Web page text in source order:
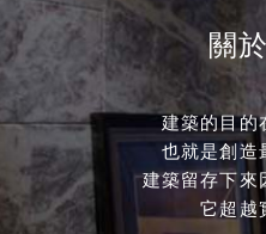
關
建築的目的
也就是創造
建築留存下來
它超越